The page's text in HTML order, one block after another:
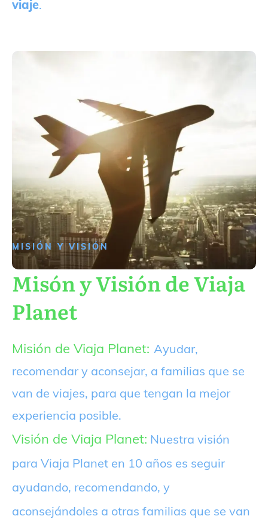
viaje.
MISIÓN Y VISIÓN
Misón y Visión de Viaja
Planet
Misión de Viaja Planet: Ayudar,
recomendar y aconsejar, a familias que se
van de viajes, para que tengan la mejor
experiencia posible.
Visión de Viaja Planet: Nuestra visión
para Viaja Planet en 10 años es seguir
ayudando, recomendando, y
aconsejándoles a otras familias que se van